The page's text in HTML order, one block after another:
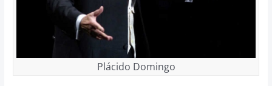
Plácido Domingo